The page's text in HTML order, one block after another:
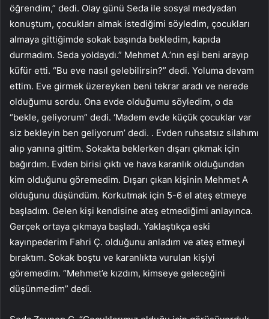
öğrendim,” dedi. Olay günü Seda ile sosyal medyadan
konuştum, çocukları almak istediğimi söyledim, çocukları
almaya gittiğimde sokak başında bekledim, kapıda
durmadım. Seda yoldaydı.” Mehmet A.’nın eşi beni arayıp
küfür etti. “Bu eve nasıl gelebilirsin?” dedi. Yoluma devam
ettim. Eve girmek üzereyken beni tekrar aradı ve nerede
olduğumu sordu. Ona evde olduğumu söyledim, o da
“bekle, geliyorum” dedi. ‘Madem evde küçük çocuklar var
siz bekleyin ben geliyorum’ dedi. . Evden ruhsatsız silahımı
alıp yanına gittim. Sokakta beklerken dışarı çıkmak için
bağırdım. Evden birisi çıktı ve hava karanlık olduğundan
kim olduğunu göremedim. Dışarı çıkan kişinin Mehmet A
olduğunu düşündüm. Korkutmak için 5-6 el ateş etmeye
başladım. Gelen kişi kendisine ateş etmediğimi anlayınca.
Gerçek ortaya çıkmaya başladı. Yaklaştıkça eski
kayınpederim Fahri Ç. olduğunu anladım ve ateş etmeyi
bıraktım. Sokak boştu ve karanlıkta vurulan kişiyi
göremedim. “Mehmet’e kızdım, kimseye geleceğini
düşünmedim” dedi.